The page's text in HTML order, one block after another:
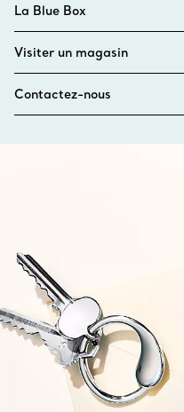
La Blue Box
Visiter un magasin
Contactez-nous